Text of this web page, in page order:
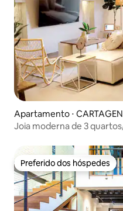
Apartamento ⋅
Joia moderna de 3
Preferido dos hóspedes
Preferido dos hóspedes